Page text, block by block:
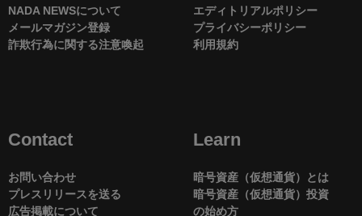
NADA NEWSについて
メールマガジン登録
詐欺行為に関する注意喚起
エディトリアルポリシー
プライバシーポリシー
利用規約
Contact
お問い合わせ
プレスリリースを送る
広告掲載について
Learn
暗号資産（仮想通貨）とは
暗号資産（仮想通貨）投資
の始め方